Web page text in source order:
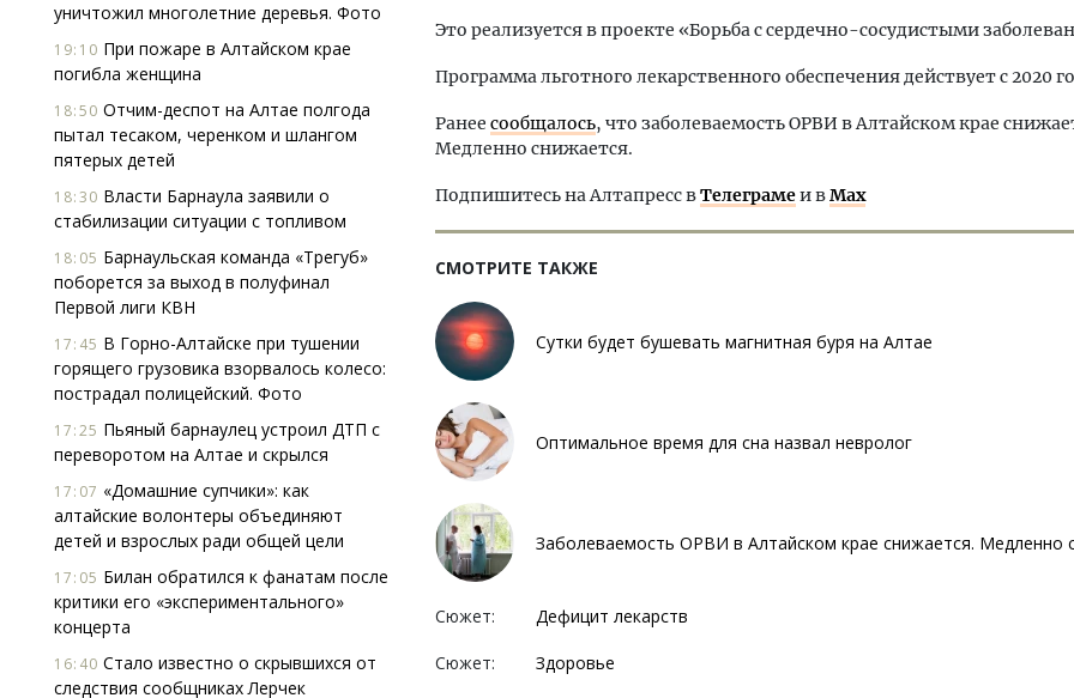
уничтожил многолетние деревья. Фото
19:10 При пожаре в Алтайском крае
погибла женщина
18:50 Отчим-деспот на Алтае полгода
пытал тесаком, черенком и шлангом
пятерых детей
18:30 Власти Барнаула заявили о
стабилизации ситуации с топливом
18:05 Барнаульская команда «Трегуб»
поборется за выход в полуфинал
Первой лиги КВН
17:45 В Горно-Алтайске при тушении
горящего грузовика взорвалось колесо:
пострадал полицейский. Фото
17:25 Пьяный барнаулец устроил ДТП с
переворотом на Алтае и скрылся
17:07 «Домашние супчики»: как
алтайские волонтеры объединяют
детей и взрослых ради общей цели
17:05 Билан обратился к фанатам после
критики его «экспериментального»
концерта
16:40 Стало известно о скрывшихся от
следствия сообщниках Лерчек
Это реализуется в проекте «Борьба с сердечно-сосудистыми
Программа льготного лекарственного обеспечения действует с 2020
Ранее сообщалось, что заболеваемость ОРВИ в Алтайском крае
Медленно снижается.
Подпишитесь на Алтапресс вТелеграмеи вMax
СМОТРИТЕ ТАКЖЕ
Сутки будет бушевать магнитная буря на Алтае
Оптимальное время для сна назвал невролог
Заболеваемость ОРВИ в Алтайском крае снижается. Медленно
Сюжет: Дефицит лекарств
Сюжет: Здоровье